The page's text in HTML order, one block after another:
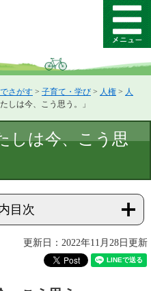
メ
ニ
ー
さがす > 子育て・学び > 人権 > 人
しは今、こう思う。」
しは今、こう思
目次
更新日：2022年11月28日更新